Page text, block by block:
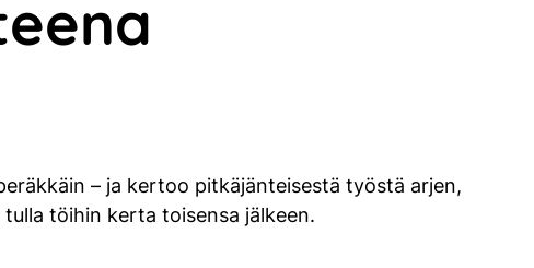
– ja kertoo pitkäjänteisestä työstä arjen,
töihin kerta toisensa jälkeen.